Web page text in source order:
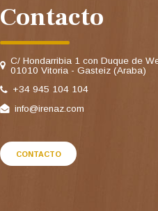
Contacto
C/ Hondarribia 1 con Duque de
01010 Vitoria - Gasteiz (Araba)
+34 945 104 104
info@irenaz.com
CONTACTO